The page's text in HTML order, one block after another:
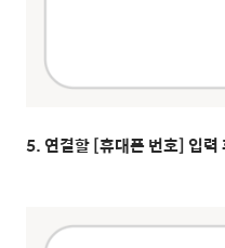
5. 연결할 [휴대폰 번호] 입력